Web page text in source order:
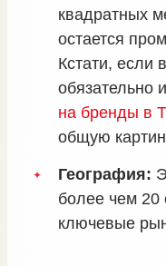
квадратных
остается
Кстати, если
обязательно
на бренды в
общую
География:
более чем
ключевые